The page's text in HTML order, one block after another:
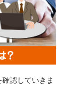
認していきま